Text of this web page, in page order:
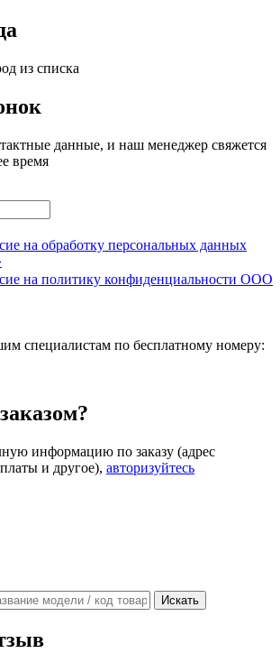
из списка
данные, и наш менеджер свяжется
время
на обработку персональных данных
на политику конфиденциальности ООО
специалистам по бесплатному номеру:
информацию по заказу (адрес
и другое), авторизуйтесь
Искать